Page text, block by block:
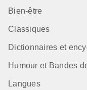
Bien-être
Classiques
Dictionnaires et
Humour et Bandes
Langues